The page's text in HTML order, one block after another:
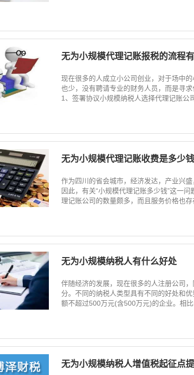
无为小规模代理记账报税的流程
现在很多的人成立小公司创业，对于场中
也少，没有聘请专业的财务人员，而是寻
1、签署协议小规模纳税人选择代理记账公
无为小规模代理记账收费是多少钱
作为四川的省会城市，经济发达，产业兴
因此，有关“小规模代理记账多少钱”这一
理记账公司的数量颇多，而且服务价格也存
无为小规模纳税人有什么好处
伴随经济的发展，现在很多的人注册公司
分。不同的纳税人类型具有不同的好处和
额不超过500万元(含500万元)的企业。相
无为小规模纳税人增值税起征点